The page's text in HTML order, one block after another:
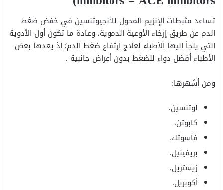
تساعد مثبطات الإنزيم المحول للأنجيوتنسين في خفض ضغط
الدم عن طريق إرخاء الأوعية الدموية، وعادة ما تكون أول الأدوية
التي يلجأ إليها الأطباء لعلاج ارتفاع ضغط الدم؛ إذ يعدها بعض
الأطباء أفضل دواء للضغط بدون أعراض جانبية .
ومن أشهرها:
لوتنسين.
كابوتن.
فاسوتك.
بريفينيل.
زيستريل.
أكوبريل.